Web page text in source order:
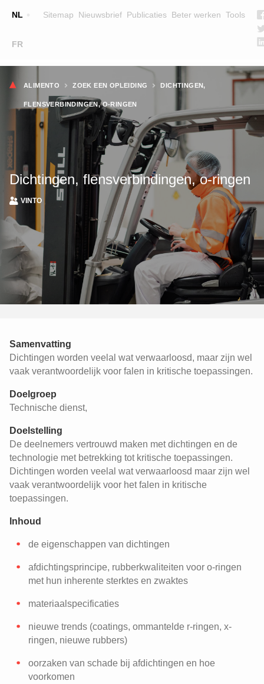
NL
FR
Sitemap Nieuwsbrief Publicaties Beter werken Tools
Main
navigation
LESGEVERS
WIE ZIJN WE
TEAM
CONTACT
Kruimelpad
ALIMENTO ZOEK EEN OPLEIDING DICHTINGEN,
FLENSVERBINDINGEN, O-RINGEN
Dichtingen, flensverbindingen, o-ringen
VINTO
Samenvatting
Dichtingen worden veelal wat verwaarloosd, maar zijn wel
vaak verantwoordelijk voor falen in kritische toepassingen.
Doelgroep
Technische dienst,
Doelstelling
De deelnemers vertrouwd maken met dichtingen en de
technologie met betrekking tot kritische toepassingen.
Dichtingen worden veelal wat verwaarloosd maar zijn wel
vaak verantwoordelijk voor het falen in kritische
toepassingen.
Inhoud
de eigenschappen van dichtingen
afdichtingsprincipe, rubberkwaliteiten voor o-ringen
met hun inherente sterktes en zwaktes
materiaalspecificaties
nieuwe trends (coatings, ommantelde r-ringen, x-
ringen, nieuwe rubbers)
oorzaken van schade bij afdichtingen en hoe
voorkomen